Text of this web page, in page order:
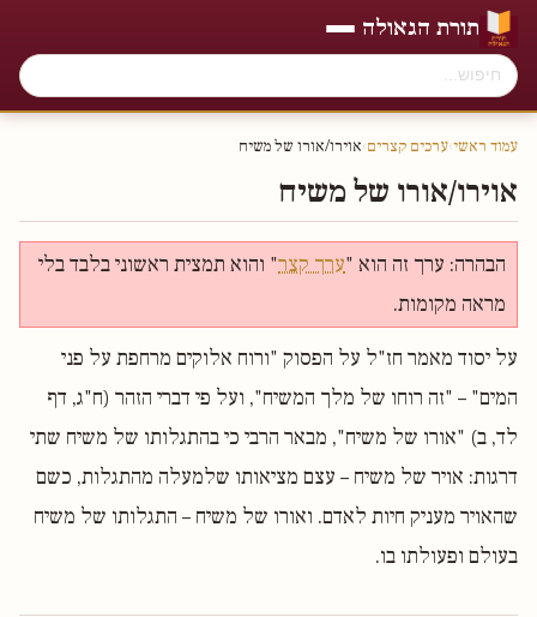
תורת הגאולה
עמוד ראשי›ערכים קצרים›אוירו/אורו של משיח
אוירו/אורו של משיח
הבהרה: ערך זה הוא "ערך קצר" והוא תמצית ראשוני בלבד בלי
מראה מקומות.
על יסוד מאמר חז"ל על הפסוק "ורוח אלוקים מרחפת על פני
המים" – "זה רוחו של מלך המשיח", ועל פי דברי הזהר (ח"ג, דף
לד, ב) "אורו של משיח", מבאר הרבי כי בהתגלותו של משיח שתי
דרגות: אויר של משיח – עצם מציאותו שלמעלה מהתגלות, כשם
שהאויר מעניק חיות לאדם. ואורו של משיח – התגלותו של משיח
בעולם ופעולתו בו.